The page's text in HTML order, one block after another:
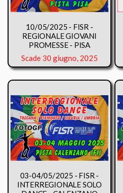
10/05/2025 - FISR -
REGIONALE GIOVANI
PROMESSE - PISA
Scade 30 giugno, 2025
03-04/05/2025 - FISR -
INTERREGIONALE SOLO